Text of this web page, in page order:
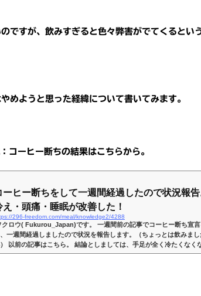
ですが、飲みすぎると色々弊害がでてくるとい
めようと思った経緯について書いてみます。
ヒー断ちの結果はこちらから。
ーヒー断ちをして一週間経過したので状況報告
え・頭痛・睡眠が改善した！
296-freedom.com/meal/knowledge2/4288
クロウ( Fukurou_Japan)です。 一週間前の記事でコーヒー断ち宣
、一週間経過しましたので状況を報告します。（ちょっとは飲みまし
以前の記事はこちら。 結論としましては、手足が全く冷たくなく
変な体調不良もなくなり、睡眠も深くなった。正に言うことことな